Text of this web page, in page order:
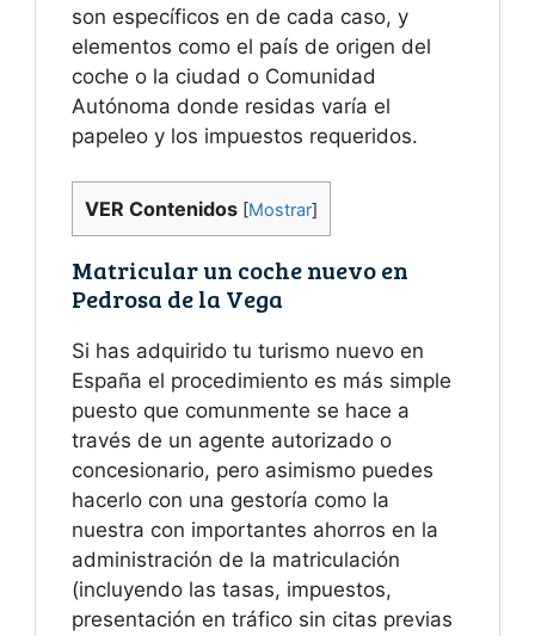
son específicos en de cada caso, y
elementos como el país de origen del
coche o la ciudad o Comunidad
Autónoma donde residas varía el
papeleo y los impuestos requeridos.
VER Contenidos [Mostrar]
Matricular un coche nuevo en
Pedrosa de la Vega
Si has adquirido tu turismo nuevo en
España el procedimiento es más simple
puesto que comunmente se hace a
través de un agente autorizado o
concesionario, pero asimismo puedes
hacerlo con una gestoría como la
nuestra con importantes ahorros en la
administración de la matriculación
(incluyendo las tasas, impuestos,
presentación en tráfico sin citas previas